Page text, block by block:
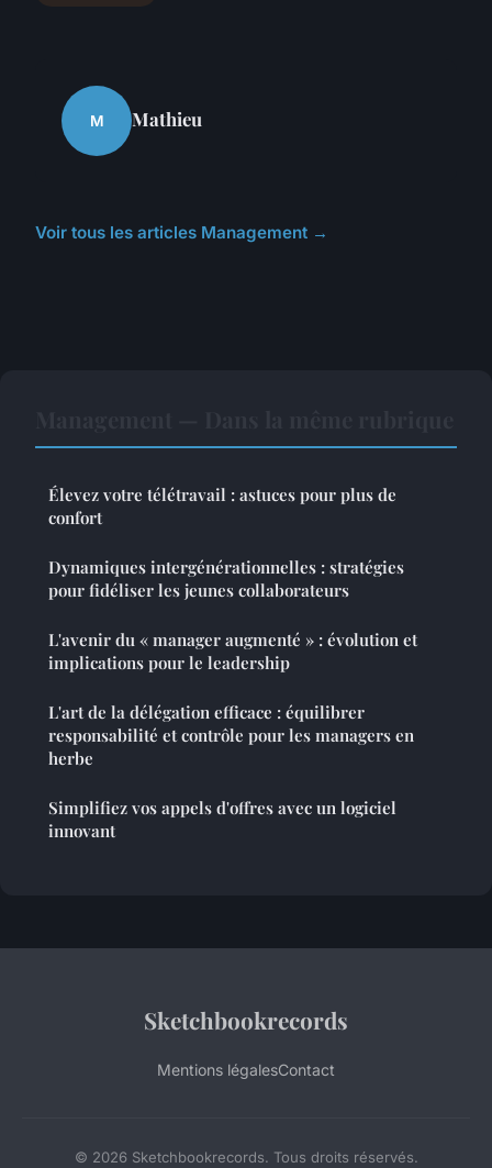
M Mathieu
Voir tous les articles Management →
Élevez votre télétravail : astuces pour plus de
confort
Dynamiques intergénérationnelles : stratégies
pour fidéliser les jeunes collaborateurs
L'avenir du « manager augmenté » : évolution et
implications pour le leadership
L'art de la délégation efficace : équilibrer
responsabilité et contrôle pour les managers en
herbe
Simplifiez vos appels d'offres avec un logiciel
innovant
Sketchbookrecords
Mentions légalesContact
© 2026 Sketchbookrecords. Tous droits réservés.